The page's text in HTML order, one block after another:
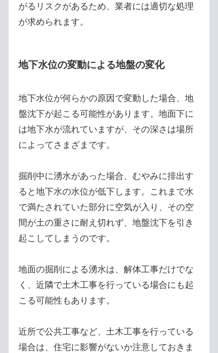
がるリスクがあるため、業者には適切な処理
が求められます。
地下水位の変動による地盤の変化
地下水位が何らかの原因で変動した場合、地
盤沈下が起こる可能性があります。地面下に
は地下水が流れていますが、その深さは場所
によってさまざまです。
掘削中に湧水があった場合、むやみに排出す
ると地下水の水位が低下します。これまで水
で満たされていた部分に空気が入り、その空
間が土の重さに耐え切れず、地盤沈下を引き
起こしてしまうのです。
地面の掘削による湧水は、解体工事だけでな
く、近隣で土木工事を行っている場合にも起
こる可能性もあります。
近所で公共工事など、土木工事を行っている
場合は、住宅に影響がないか注意しておきま